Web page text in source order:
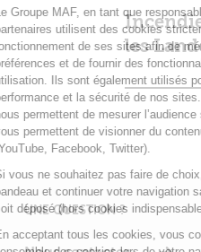
Le Groupe MAF, en tant que
partenaires utilisent des
fonctionnement de ses sites
préférences et de fournir des
utilisation. Ils sont également
performance et la sécurité de
nous permettent de mesurer
vous permettent de visionner
(YouTube, Facebook, Twitter).
Si vous ne souhaitez pas faire
bandeau et continuer votre
soit déposé (hors cookies
En acceptant tous les cookies,
les
UNE QUESTION ?